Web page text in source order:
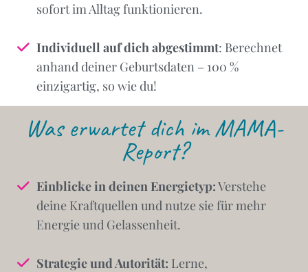
sofort im Alltag funktionieren.
Individuell auf dich abgestimmt: Berechnet
anhand deiner Geburtsdaten – 100 %
einzigartig, so wie du!
Was erwartet dich im MAMA-
Report?
Einblicke in deinen Energietyp:Verstehe
deine Kraftquellen und nutze sie für mehr
Energie und Gelassenheit.
Strategie und Autorität: Lerne,